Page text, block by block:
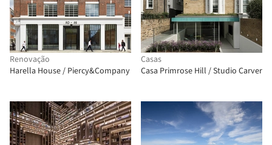
Renovação
Harella House / Piercy&Company
Casas
Casa Primrose Hill / Studio Carver